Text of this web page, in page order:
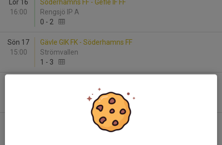
Lör 16
16:00
Söderhamns FF - Gefle IF FF
Rengsjö IP A
0 - 2
Sön 17
15:00
Gävle GIK FK - Söderhamns FF
Strömvallen
1 - 3
Söderhamns FF - IFK Stocksund